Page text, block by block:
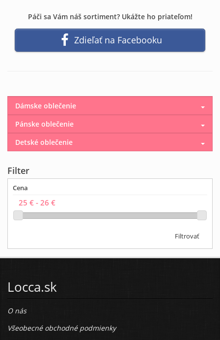
Páči sa Vám náš sortiment? Ukážte ho priateľom!
Zdieľať na Facebooku
Dámske oblečenie
Pánske oblečenie
Detské oblečenie
Filter
Cena
Filtrovať
Locca.sk
O nás
Všeobecné obchodné podmienky